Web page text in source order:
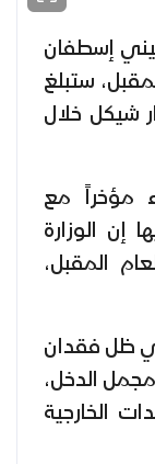
إسطفان
ستبلغ
صعودا من 18 مليار شيكل خلال
مؤخراً مع
إن الوزارة
المقبل،
في ظل فقدان
نحو 65٪ من مجمل الدخل،
الخارجية